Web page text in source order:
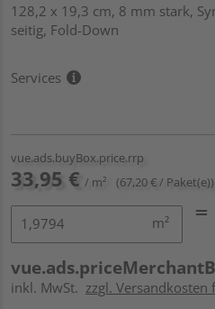
128,2 x 19,3 cm, 8 mm stark,
seitig, Fold-Down
Services
vue.ads.buyBox.price.rrp
33,95 € / m² (67,20 € / Paket(e))
m²
inkl. MwSt. zzgl. Versandkosten